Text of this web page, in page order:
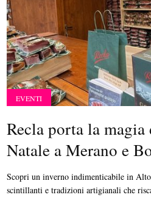
EVENTI
Recla porta la
Natale a Merano e
Scopri un inverno indimenticabile in
scintillanti e tradizioni artigianali che